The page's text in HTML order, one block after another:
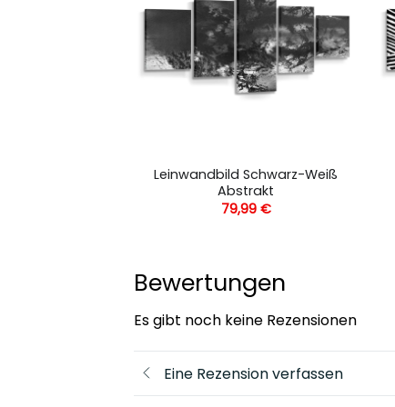
Leinwandbild Schwarz-Weiß
Abstrakt
79,99 €
Bewertungen
Es gibt noch keine Rezensionen
Eine Rezension verfassen